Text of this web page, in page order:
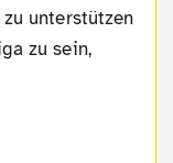
unterstützen
zu sein,